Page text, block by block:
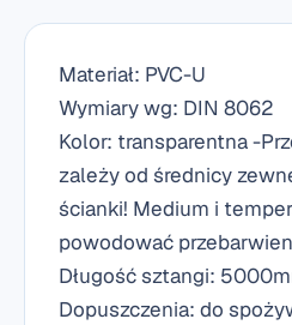
Materiał: PVC-U
Wymiary wg: DIN 8062
Kolor: transparentna -
zależy od średnicy
ścianki! Medium i
powodować
Długość sztangi:
Dopuszczenia: do